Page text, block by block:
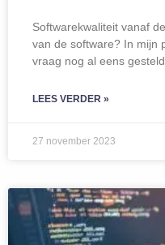
Softwarekwaliteit vanaf
van de software? In mijn
vraag nog al eens
LEES VERDER »
27 november 2023